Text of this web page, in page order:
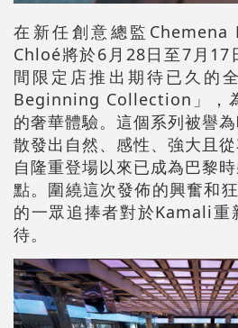
在新任創意總監Chemena
Chloé將於6月28日至7月17
間限定店推出期待已久的
Beginning Collection」，
的奢華體驗。這個系列被譽
散發出自然、感性、強大且
自隆重登場以來已成為巴黎
點。圍繞這次發佈的興奮和
的一眾追捧者對於Kamali重
待。